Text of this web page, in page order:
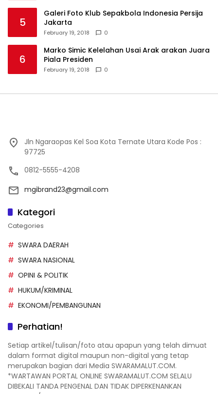
5
Galeri Foto Klub Sepakbola Indonesia Persija
Jakarta
February 19, 2018 0
6
Marko Simic Kelelahan Usai Arak arakan Juara
Piala Presiden
February 19, 2018 0
Jln Ngaraopas Kel Soa Kota Ternate Utara Kode Pos :
97725
0812-5555-4208
mgibrand23@gmail.com
Kategori
Categories
SWARA DAERAH
SWARA NASIONAL
OPINI & POLITIK
HUKUM/KRIMINAL
EKONOMI/PEMBANGUNAN
Perhatian!
Setiap artikel/tulisan/foto atau apapun yang telah dimuat
dalam format digital maupun non-digital yang tetap
merupakan bagian dari Media SWARAMALUT.COM.
*WARTAWAN PORTAL ONLINE SWARAMALUT.COM SELALU
DIBEKALI TANDA PENGENAL DAN TIDAK DIPERKENANKAN